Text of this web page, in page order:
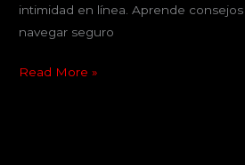
intimidad en línea. Aprende
navegar seguro
Read More »